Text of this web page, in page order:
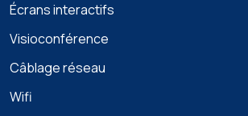
Écrans interactifs
Visioconférence
Câblage réseau
Wifi